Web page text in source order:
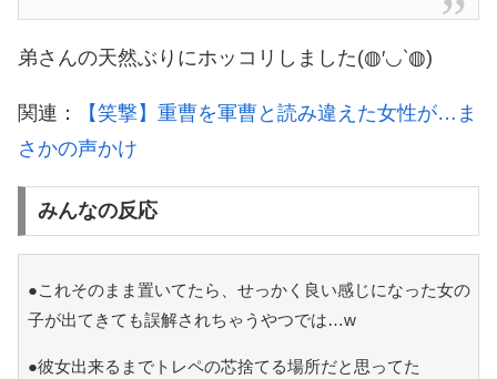
弟さんの天然ぶりにホッコリしました(◍′◡‵◍)
関連：
【笑撃】重曹を軍曹と読み違えた女性が…ま
さかの声かけ
みんなの反応
●これそのまま置いてたら、せっかく良い感じになった女の
子が出てきても誤解されちゃうやつでは…w
●彼女出来るまでトレペの芯捨てる場所だと思ってた